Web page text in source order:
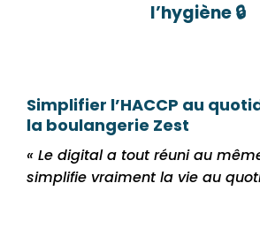
l’hygiène 🔒
Simplifier l’HACCP au
la boulangerie Zest
« Le digital a tout réuni au
simplifie vraiment la vie au